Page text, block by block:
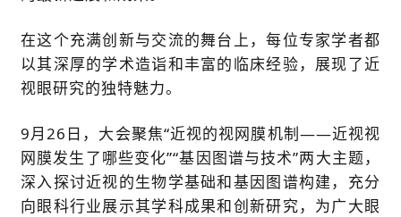
在这个充满创新与交流的舞台上，每位专家学者都
以其深厚的学术造诣和丰富的临床经验，展现了近
视眼研究的独特魅力。
9月26日，大会聚焦“近视的视网膜机制——近视视
网膜发生了哪些变化”“基因图谱与技术”两大主题，
深入探讨近视的生物学基础和基因图谱构建，充分
向眼科行业展示其学科成果和创新研究，为广大眼